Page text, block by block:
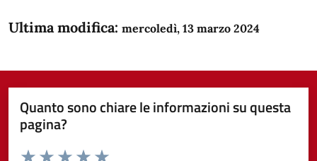
Ultima modifica: mercoledì, 13 marzo 2024
Quanto sono chiare le informazioni su questa
pagina?
Domanda
Valuta da 1 a 5 stelle la pagina